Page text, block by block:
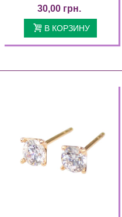
Цепочка Xuping позолота "Глаз"
0,5/50 см...
212,00 грн.
(синий) на...
75,65 грн.
89,00 грн.
03 Дней 10 : 16 : 24
30,00 грн.
В КОРЗИНУ